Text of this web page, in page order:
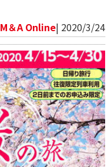
M＆A Online| 2020/3/24